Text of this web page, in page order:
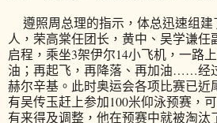
遵照周总理的指示，体总迅速组建
人，荣高棠任团长，黄中、吴学谦任
启程，乘坐3架伊尔14小飞机，一路
油；再起飞，再降落、再加油……经
赫尔辛基。此时奥运会各项比赛已近
有吴传玉赶上参加100米仰泳预赛，
有来得及调整，他在预赛中就被淘汰